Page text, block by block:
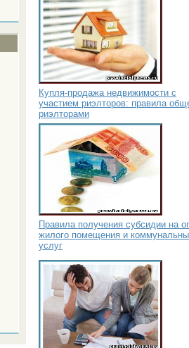
Купля-продажа недвижимости с
участием риэлторов: правила
риэлторами
Правила получения субсидии на
жилого помещения и
услуг